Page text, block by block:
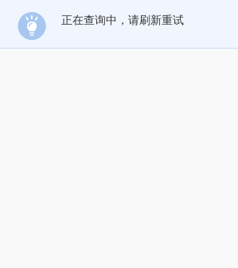
正在查询中，请刷新重试